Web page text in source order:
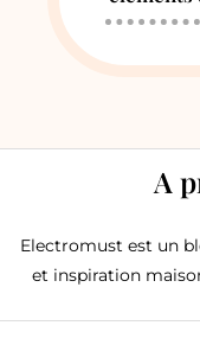
A
Electromust est un
et inspiration